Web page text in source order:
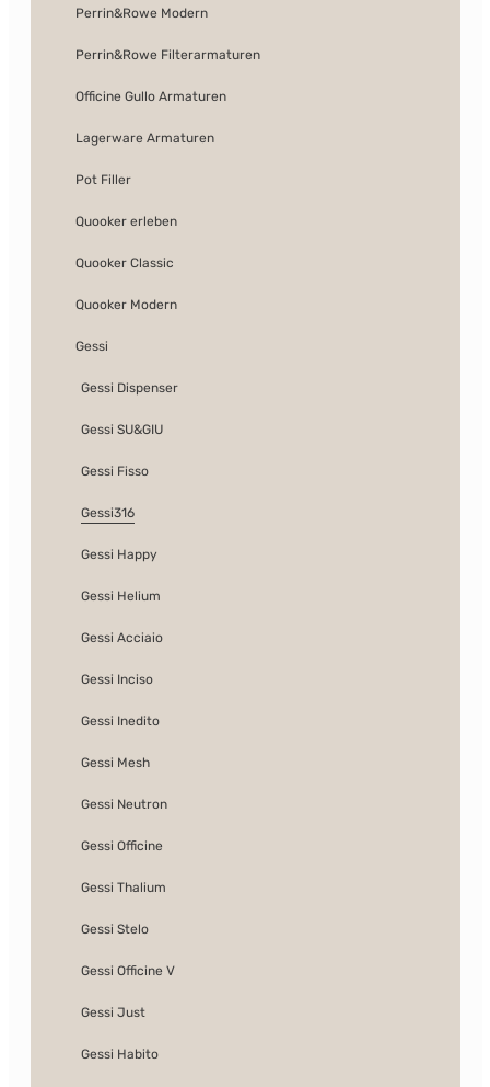
Perrin&Rowe Modern
Perrin&Rowe Filterarmaturen
Officine Gullo Armaturen
Lagerware Armaturen
Pot Filler
Quooker erleben
Quooker Classic
Quooker Modern
Gessi
Gessi Dispenser
Gessi SU&GIU
Gessi Fisso
Gessi316
Gessi Happy
Gessi Helium
Gessi Acciaio
Gessi Inciso
Gessi Inedito
Gessi Mesh
Gessi Neutron
Gessi Officine
Gessi Thalium
Gessi Stelo
Gessi Officine V
Gessi Just
Gessi Habito